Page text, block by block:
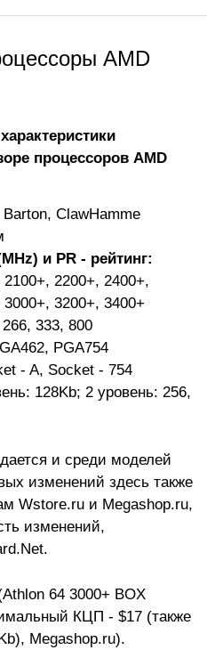
AMD
процессоров AMD
ClawHamme
и PR - рейтинг:
2200+, 2400+,
3200+, 3400+
266, 333, 800
PGA754
- A, Socket - 754
128Kb; 2 уровень: 256,
и среди моделей
изменений здесь также
Wstore.ru и Megashop.ru,
изменений,
64 3000+ BOX
КЦП - $17 (также
Megashop.ru).